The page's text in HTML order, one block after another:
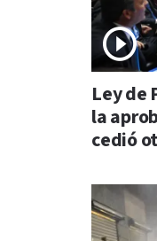
Ley de
la
cedió